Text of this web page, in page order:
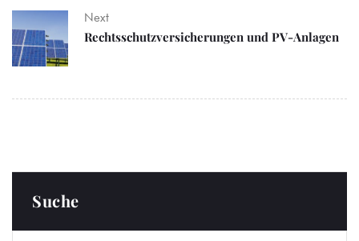
Next
Rechtsschutzversicherungen und PV-Anlagen
Suche